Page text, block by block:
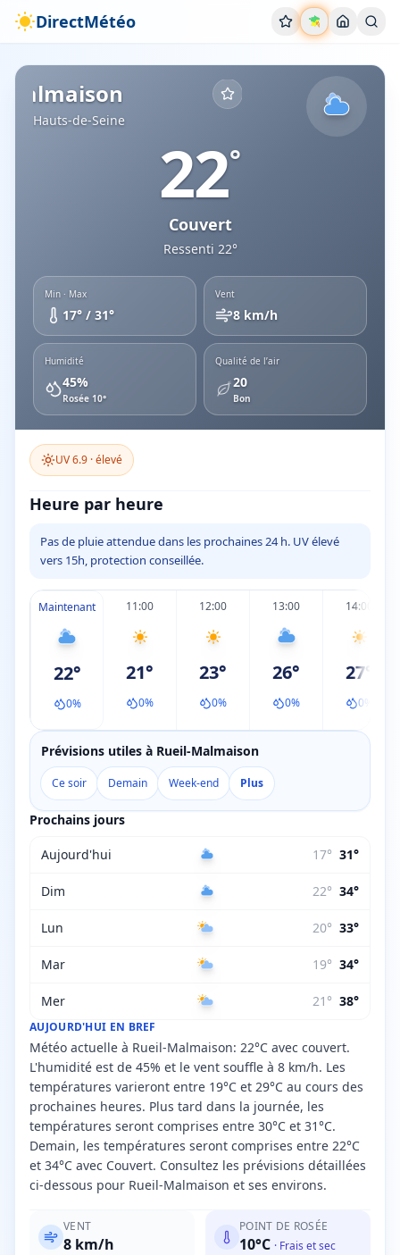
DirectMétéo
Aujourd'hui
Hauts-de-Seine
Conditions actuelles
Rueil-Malmaison
Hauts-de-Seine
22°
Couvert
Ressenti 22°
Min · Max
17° / 31°
Vent
8 km/h
Humidité
45%
Rosée 10°
Qualité de l’air
20
Bon
UV6.9 ·élevé
AUJOURD'HUI EN BREF
Météo actuelle à Rueil-Malmaison: 22°C avec couvert.
L'humidité est de 45% et le vent souffle à 8 km/h. Les
températures varieront entre 19°C et 29°C au cours des
prochaines heures. Plus tard dans la journée, les
températures seront comprises entre 30°C et 31°C.
Demain, les températures seront comprises entre 22°C
et 34°C avec Couvert. Consultez les prévisions détaillées
ci-dessous pour Rueil-Malmaison et ses environs.
VENT
8 km/h
POINT DE ROSÉE
10°C · Frais et sec
Heure par heure
Pas de pluie attendue dans les prochaines 24 h. UV élevé
vers 15h, protection conseillée.
Maintenant
22°
0%
11:00
21°
0%
12:00
23°
0%
13:00
26°
0%
14:00
27°
0
Prévisions utiles à Rueil-Malmaison
Ce soir Demain Week-end Plus
Prochains jours
Aujourd'hui 17° 31°
Dim 22° 34°
Lun 20° 33°
Mar 19° 34°
Mer 21 ° 38°